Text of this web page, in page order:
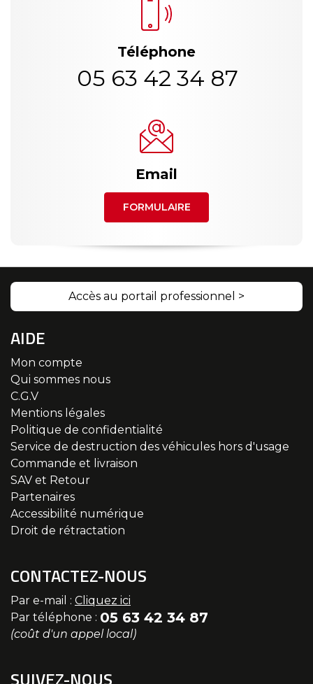
Téléphone
05 63 42 34 87
Email
FORMULAIRE
Accès au portail professionnel >
AIDE
Mon compte
Qui sommes nous
C.G.V
Mentions légales
Politique de confidentialité
Service de destruction des véhicules hors d'usage
Commande et livraison
SAV et Retour
Partenaires
Accessibilité numérique
Droit de rétractation
CONTACTEZ-NOUS
Par e-mail : Cliquez ici
Par téléphone : 05 63 42 34 87
(coût d'un appel local)